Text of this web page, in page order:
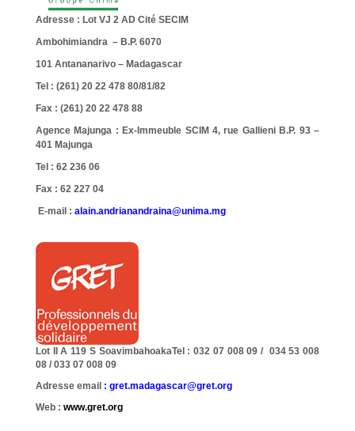
Adresse : Lot VJ 2 AD Cité SECIM
Ambohimiandra – B.P. 6070
101 Antananarivo – Madagascar
Tel : (261) 20 22 478 80/81/82
Fax : (261) 20 22 478 88
Agence Majunga : Ex-Immeuble SCIM 4, rue Gallieni B.P. 93 –
401 Majunga
Tel : 62 236 06
Fax : 62 227 04
E-mail : alain.andrianandraina@unima.mg
Lot II A 119 S SoavimbahoakaTel : 032 07 008 09 / 034 53 008
08 / 033 07 008 09
Adresse email : gret.madagascar@gret.org
Web : www.gret.org